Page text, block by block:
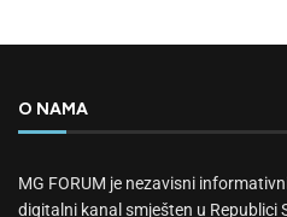
O NAMA
MG FORUM je nezavisni
digitalni kanal smješten u Republici